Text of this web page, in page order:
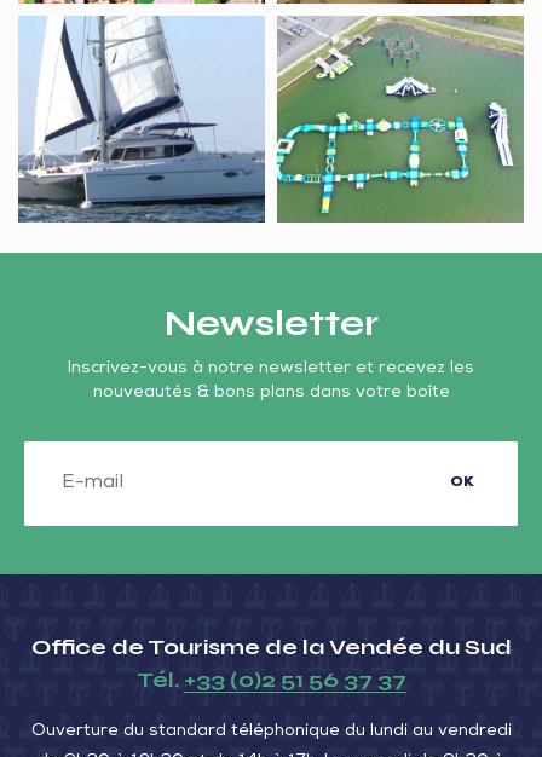
Escapade
marine
Splash
Game
Newsletter
Inscrivez-vous à notre newsletter et recevez les
nouveautés & bons plans dans votre boîte
OK
Office de Tourisme de la Vendée du Sud
Tél. +33 (0)2 51 56 37 37
Ouverture du standard téléphonique du lundi au vendredi